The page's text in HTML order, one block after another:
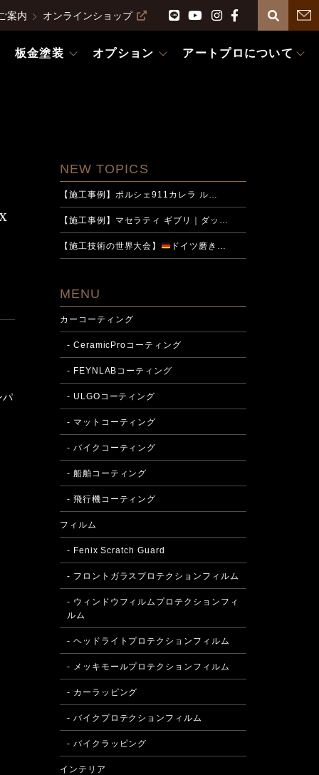
案内 オンラインショップ
板金塗装 オプション アートプロについて
パ
NEW TOPICS
【施工事例】ポルシェ911カレラ ル…
【施工事例】マセラティ ギブリ｜ダッ…
【施工技術の世界大会】 ドイツ磨き…
MENU
カーコーティング
- CeramicProコーティング
- FEYNLABコーティング
- ULGOコーティング
- マットコーティング
- バイクコーティング
- 船舶コーティング
- 飛行機コーティング
フィルム
- Fenix Scratch Guard
- フロントガラスプロテクションフィルム
- ウィンドウフィルムプロテクションフィ
ルム
- ヘッドライトプロテクションフィルム
- メッキモールプロテクションフィルム
- カーラッピング
- バイクプロテクションフィルム
- バイクラッピング
インテリア